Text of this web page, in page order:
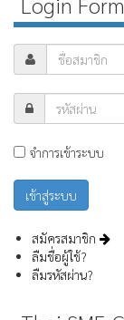
จำการเข้าระบบ
สมัครสมาชิก
ลืมชื่อผู้ใช้?
ลืมรหัสผ่าน?